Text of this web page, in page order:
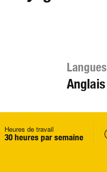
Langues
Anglais
Heures de travail
30 heures par semaine